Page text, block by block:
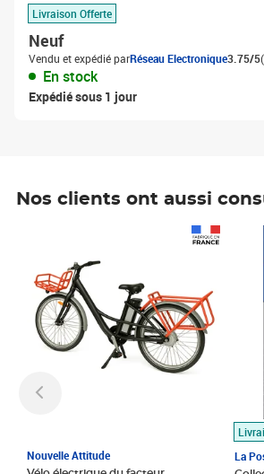
Livraison Offerte
Neuf
Vendu et expédié parRéseau Electronique3.75/5
En stock
Expédié sous 1 jour
Nos clients ont aussi
Nouvelle Attitude
La
Prix